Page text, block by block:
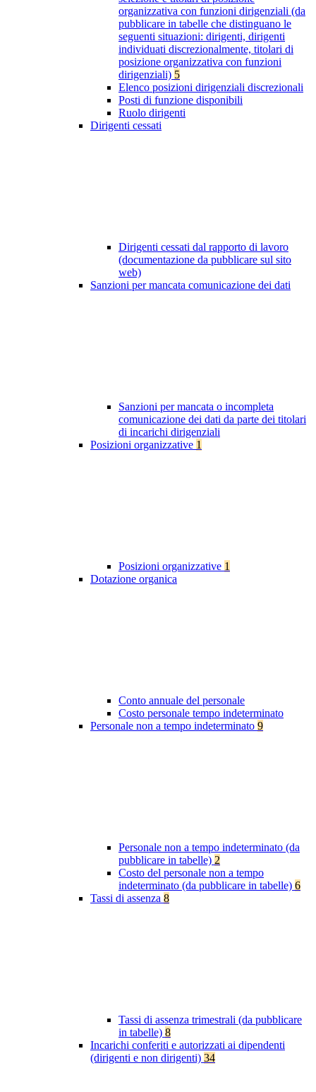
organizzativa con funzioni dirigenziali (da
pubblicare in tabelle che distinguano le
seguenti situazioni: dirigenti, dirigenti
individuati discrezionalmente, titolari di
posizione organizzativa con funzioni
dirigenziali) 5
Elenco posizioni dirigenziali discrezionali
Posti di funzione disponibili
Ruolo dirigenti
Dirigenti cessati
Dirigenti cessati dal rapporto di lavoro
(documentazione da pubblicare sul sito
web)
Sanzioni per mancata comunicazione dei dati
Sanzioni per mancata o incompleta
comunicazione dei dati da parte dei titolari
di incarichi dirigenziali
Posizioni organizzative 1
Posizioni organizzative 1
Dotazione organica
Conto annuale del personale
Costo personale tempo indeterminato
Personale non a tempo indeterminato 9
Personale non a tempo indeterminato (da
pubblicare in tabelle) 2
Costo del personale non a tempo
indeterminato (da pubblicare in tabelle) 6
Tassi di assenza 8
Tassi di assenza trimestrali (da pubblicare
in tabelle) 8
Incarichi conferiti e autorizzati ai dipendenti
(dirigenti e non dirigenti) 34